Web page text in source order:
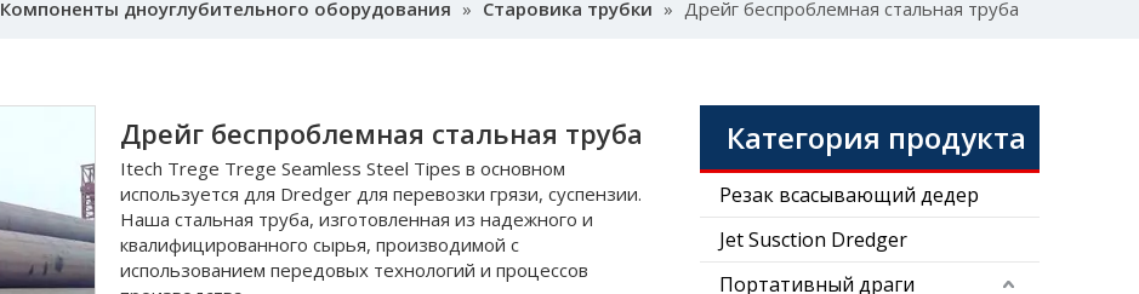
Компоненты дноуглубительного оборудования » Старовика трубки » Дрейг беспроблемная стальная труба
Дрейг беспроблемная стальная труба
Itech Trege Trege Seamless Steel Tipes в основном
используется для Dredger для перевозки грязи, суспензии.
Наша стальная труба, изготовленная из надежного и
квалифицированного сырья, производимой с
использованием передовых технологий и процессов
Категория продукта
Резак всасывающий дедер
Jet Susction Dredger
Портативный драги